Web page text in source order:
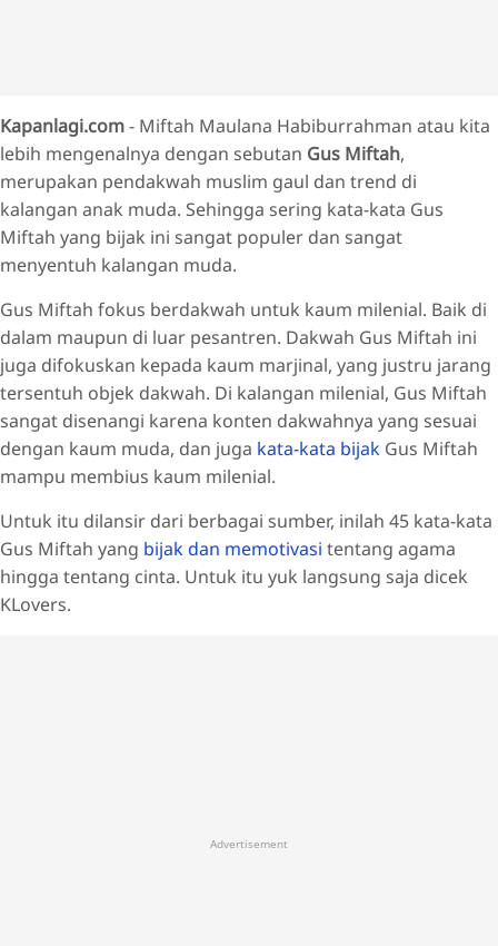
Kapanlagi.com- Miftah Maulana Habiburrahman atau kita
lebih mengenalnya dengan sebutan Gus Miftah,
merupakan pendakwah muslim gaul dan trend di
kalangan anak muda. Sehingga sering kata-kata Gus
Miftah yang bijak ini sangat populer dan sangat
menyentuh kalangan muda.
Gus Miftah fokus berdakwah untuk kaum milenial. Baik di
dalam maupun di luar pesantren. Dakwah Gus Miftah ini
juga difokuskan kepada kaum marjinal, yang justru jarang
tersentuh objek dakwah. Di kalangan milenial, Gus Miftah
sangat disenangi karena konten dakwahnya yang sesuai
dengan kaum muda, dan juga kata-kata bijak Gus Miftah
mampu membius kaum milenial.
Untuk itu dilansir dari berbagai sumber, inilah 45 kata-kata
Gus Miftah yang bijak dan memotivasi tentang agama
hingga tentang cinta. Untuk itu yuk langsung saja dicek
KLovers.
Advertisement